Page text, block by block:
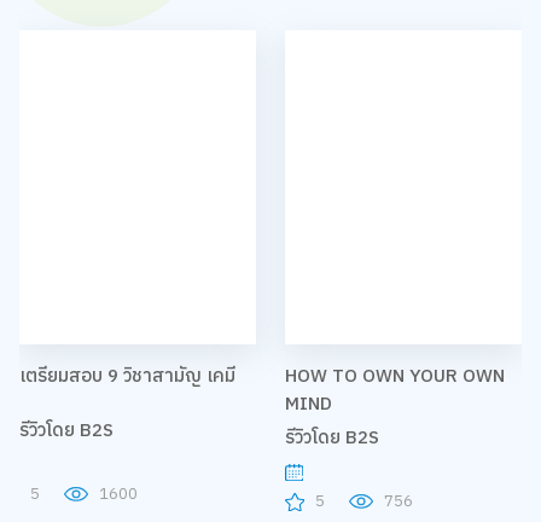
เตรียมสอบ 9 วิชาสามัญ เคมี
รีวิวโดย B2S
1600
HOW TO OWN YOUR OWN
MIND
รีวิวโดย B2S
5 756